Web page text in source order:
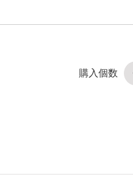
購入個数